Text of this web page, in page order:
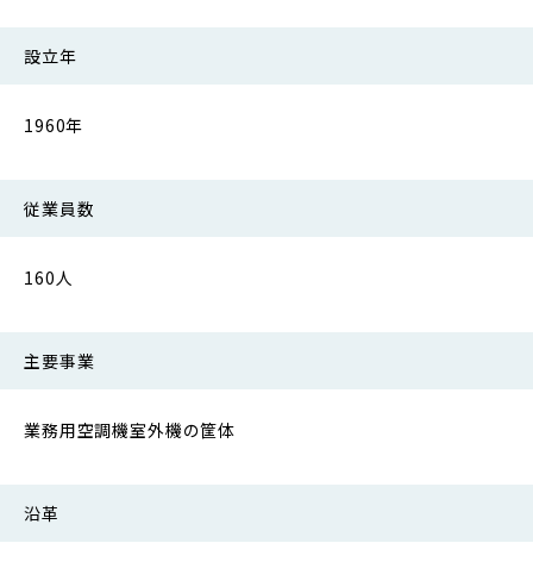
設立年
1960年
従業員数
160人
主要事業
業務用空調機室外機の筐体
沿革